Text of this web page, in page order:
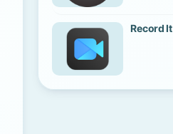
Record It